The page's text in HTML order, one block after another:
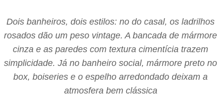
Dois banheiros, dois estilos: no do casal, os ladrilhos
rosados dão um peso vintage. A bancada de mármore
cinza e as paredes com textura cimentícia trazem
simplicidade. Já no banheiro social, mármore preto no
box, boiseries e o espelho arredondado deixam a
atmosfera bem clássica